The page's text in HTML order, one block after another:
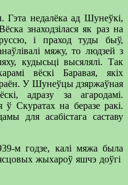
Гэта недалёка ад Шунеўкі,
знаходзілася як раз на
і праход туды быў,
мяжу, то людзей з
кудысьці высялялі. Так
вёскі Баравая, якіх
У Шунеўцы дзяржаўная
адразу за агародамі.
ў Скуратах на беразе ракі.
для асабістага саставу
м годзе, калі мяжа была
жыхароў яшчэ доўгі